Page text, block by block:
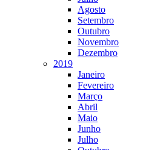
Agosto
Setembro
Outubro
Novembro
Dezembro
2019
Janeiro
Fevereiro
Março
Abril
Maio
Junho
Julho